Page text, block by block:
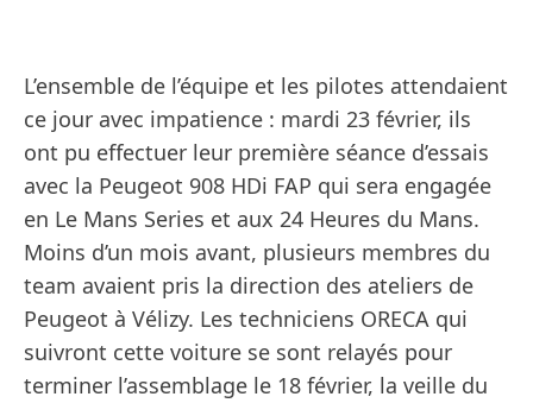
L’ensemble de l’équipe et les pilotes attendaient
ce jour avec impatience : mardi 23 février, ils
ont pu effectuer leur première séance d’essais
avec la Peugeot 908 HDi FAP qui sera engagée
en Le Mans Series et aux 24 Heures du Mans.
Moins d’un mois avant, plusieurs membres du
team avaient pris la direction des ateliers de
Peugeot à Vélizy. Les techniciens ORECA qui
suivront cette voiture se sont relayés pour
terminer l’assemblage le 18 février, la veille du